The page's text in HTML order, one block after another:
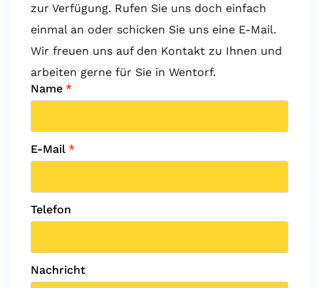
zur Verfügung. Rufen Sie uns doch einfach
einmal an oder schicken Sie uns eine E-Mail.
Wir freuen uns auf den Kontakt zu Ihnen und
arbeiten gerne für Sie in Wentorf.
Name *
E-Mail *
Telefon
Nachricht